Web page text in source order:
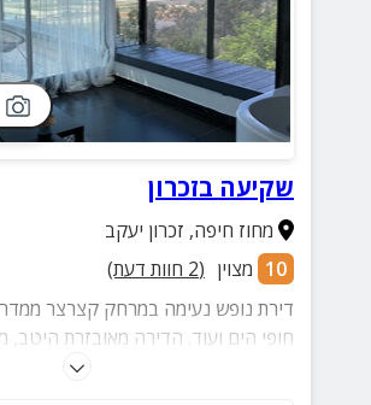
שקיעה בזכרון
מחוז חיפה, זכרון יעקב
10 מצוין (
2 חוות דעת)
דירת נופש נעימה במרחק קצרצר
חופי הים ועוד. הדירה מאובזרת היטב,
ביתית ניעמה וכוללת מרפסת המשקיפה